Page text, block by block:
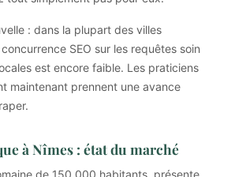
: dans la plupart des villes
SEO sur les requêtes soin
est encore faible. Les praticiens
maintenant prennent une avance
à Nîmes : état du marché
de 150 000 habitants, présente